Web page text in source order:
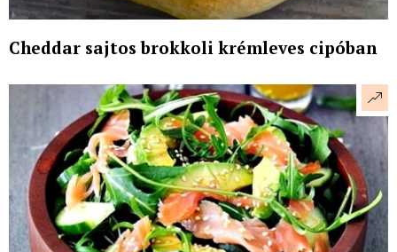
Cheddar sajtos brokkoli krémleves cipóban